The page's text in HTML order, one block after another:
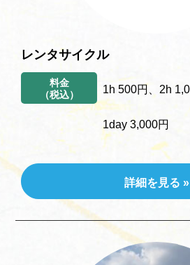
レンタサイクル
料金
（税込）
1h 500円、2h
1day 3,000円
詳細を見る »